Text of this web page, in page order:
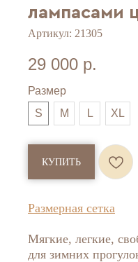
лампасами
Артикул: 21305
29 000 р.
Размер
S
M L XL
КУПИТЬ
Размерная сетка
Мягкие, легкие,
для зимних